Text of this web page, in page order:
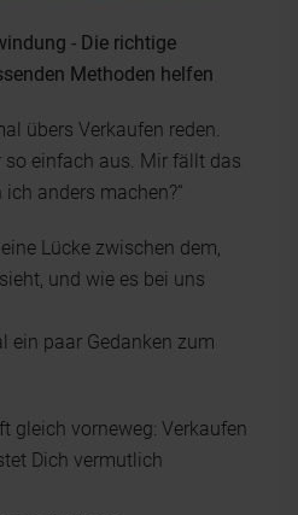
- Die richtige
Methoden helfen
übers Verkaufen reden.
so einfach aus. Mir fällt das
anders machen?“
Lücke zwischen dem,
und wie es bei uns
ein paar Gedanken zum
gleich vorneweg: Verkaufen
Dich vermutlich